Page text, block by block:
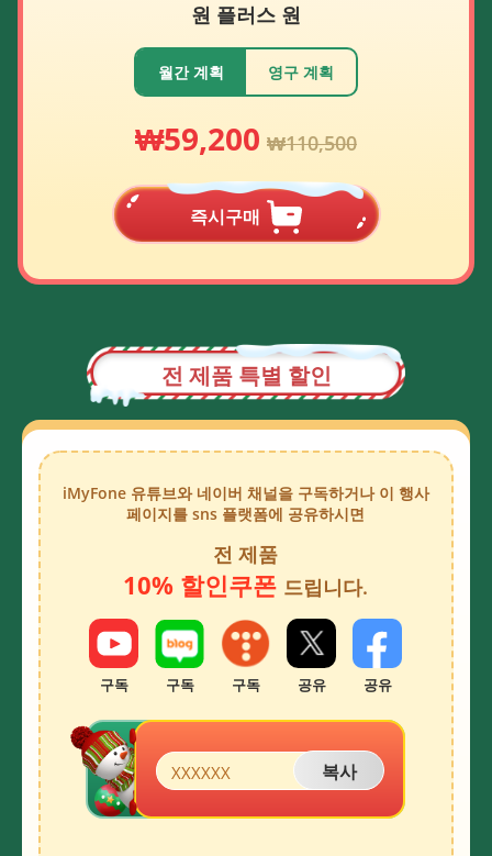
원 플러스 원
월간 계획 영구 계획
₩59,200 ₩110,500
즉시구매
전 제품 특별 할인
iMyFone 유튜브와 네이버 채널을 구독하거나 이 행사
페이지를 sns 플랫폼에 공유하시면
전 제품
10% 할인쿠폰 드립니다.
구독 구독 구독 공유 공유
XXXXXX 복사